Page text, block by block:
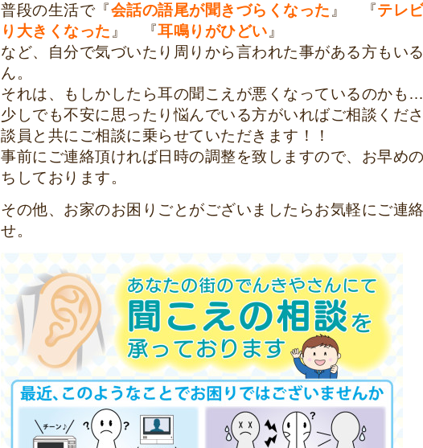
普段の生活で『会話の語尾が聞きづらくなった 』 『テレ
り大きくなった 』 『耳鳴りがひどい 』
など、自分で気づいたり周りから言われた事がある方もい
ん。
それは、もしかしたら耳の聞こえが悪くなっているのか
少しでも不安に思ったり悩んでいる方がいればご相談くだ
談員と共にご相談に乗らせていただきます！！
事前にご連絡頂ければ日時の調整を致しますので、お早め
ちしております。
その他、お家のお困りごとがございましたらお気軽にご連
せ。